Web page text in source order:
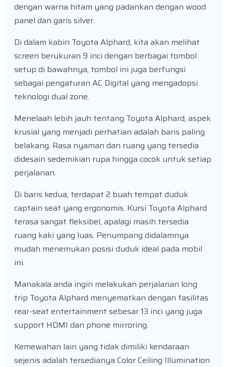
dengan warna hitam yang padankan dengan wood
panel dan garis silver.
Di dalam kabin Toyota Alphard, kita akan melihat
screen berukuran 9 inci dengan berbagai tombol
setup di bawahnya, tombol ini juga berfungsi
sebagai pengaturan AC Digital yang mengadopsi
teknologi dual zone.
Menelaah lebih jauh tentang Toyota Alphard, aspek
krusial yang menjadi perhatian adalah baris paling
belakang. Rasa nyaman dan ruang yang tersedia
didesain sedemikian rupa hingga cocok untuk setiap
perjalanan.
Di baris kedua, terdapat 2 buah tempat duduk
captain seat yang ergonomis. Kursi Toyota Alphard
terasa sangat fleksibel, apalagi masih tersedia
ruang kaki yang luas. Penumpang didalamnya
mudah menemukan posisi duduk ideal pada mobil
ini.
Manakala anda ingin melakukan perjalanan long
trip Toyota Alphard menyematkan dengan fasilitas
rear-seat entertainment sebesar 13 inci yang juga
support HDMI dan phone mirroring.
Kemewahan lain yang tidak dimiliki kendaraan
sejenis adalah tersedianya Color Ceiling Illumination